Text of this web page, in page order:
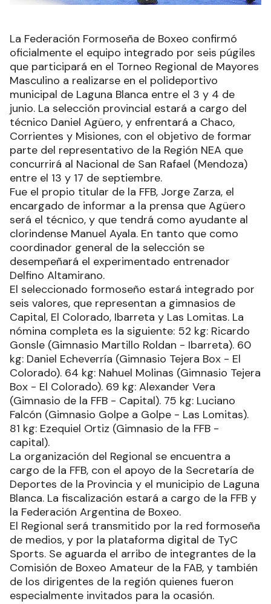
La Federación Formoseña de Boxeo confirmó
oficialmente el equipo integrado por seis púgiles
que participará en el Torneo Regional de Mayores
Masculino a realizarse en el polideportivo
municipal de Laguna Blanca entre el 3 y 4 de
junio. La selección provincial estará a cargo del
técnico Daniel Agüero, y enfrentará a Chaco,
Corrientes y Misiones, con el objetivo de formar
parte del representativo de la Región NEA que
concurrirá al Nacional de San Rafael (Mendoza)
entre el 13 y 17 de septiembre.
Fue el propio titular de la FFB, Jorge Zarza, el
encargado de informar a la prensa que Agüero
será el técnico, y que tendrá como ayudante al
clorindense Manuel Ayala. En tanto que como
coordinador general de la selección se
desempeñará el experimentado entrenador
Delfino Altamirano.
El seleccionado formoseño estará integrado por
seis valores, que representan a gimnasios de
Capital, El Colorado, Ibarreta y Las Lomitas. La
nómina completa es la siguiente: 52 kg: Ricardo
Gonsle (Gimnasio Martillo Roldan - Ibarreta). 60
kg: Daniel Echeverría (Gimnasio Tejera Box - El
Colorado). 64 kg: Nahuel Molinas (Gimnasio Tejera
Box - El Colorado). 69 kg: Alexander Vera
(Gimnasio de la FFB - Capital). 75 kg: Luciano
Falcón (Gimnasio Golpe a Golpe - Las Lomitas).
81 kg: Ezequiel Ortiz (Gimnasio de la FFB -
capital).
La organización del Regional se encuentra a
cargo de la FFB, con el apoyo de la Secretaría de
Deportes de la Provincia y el municipio de Laguna
Blanca. La fiscalización estará a cargo de la FFB y
la Federación Argentina de Boxeo.
El Regional será transmitido por la red formoseña
de medios, y por la plataforma digital de TyC
Sports. Se aguarda el arribo de integrantes de la
Comisión de Boxeo Amateur de la FAB, y también
de los dirigentes de la región quienes fueron
especialmente invitados para la ocasión.